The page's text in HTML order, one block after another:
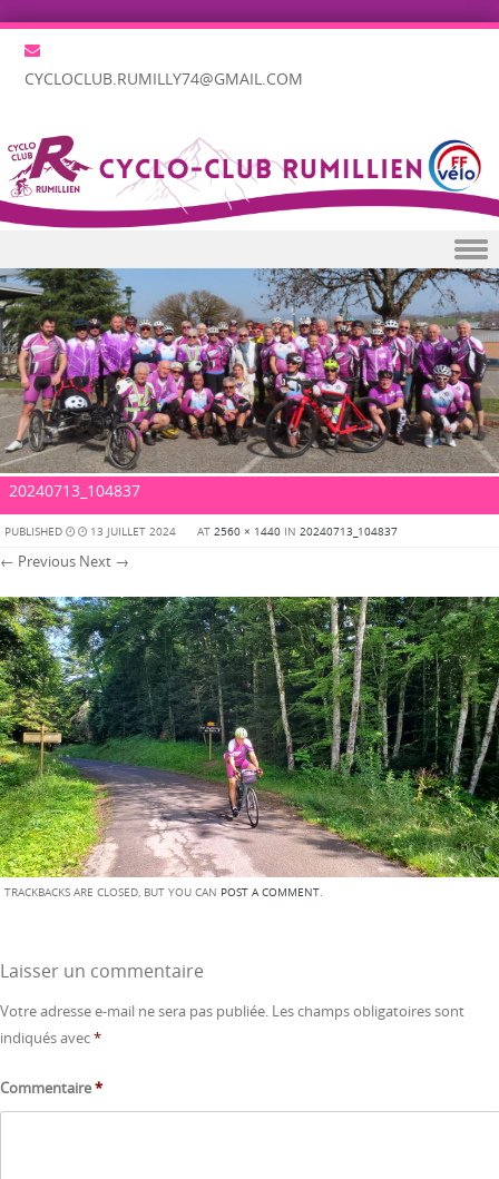
CYCLOCLUB.RUMILLY74@GMAIL.COM
Skip to content
20240713_104837
PUBLISHED 13 JUILLET 2024 AT 2560 × 1440 IN 20240713_104837
← Previous Next →
TRACKBACKS ARE CLOSED, BUT YOU CAN POST A COMMENT.
Laisser un commentaire
Votre adresse e-mail ne sera pas publiée. Les champs obligatoires sont
indiqués avec*
Commentaire*